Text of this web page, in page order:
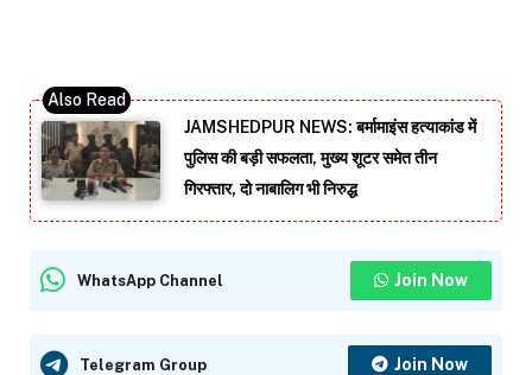
JAMSHEDPUR NEWS: बर्मामाइंस हत्याकांड में
पुलिस की बड़ी सफलता, मुख्य शूटर समेत तीन
गिरफ्तार, दो नाबालिग भी निरुद्ध
WhatsApp Channel Join Now
Telegram Group Join Now